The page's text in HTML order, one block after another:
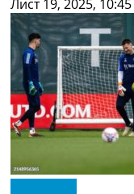
Лист 19, 2025, 10:45